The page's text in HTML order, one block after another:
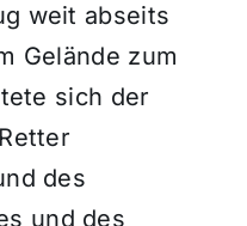
weit abseits
Gelände zum
sich der
des
und des